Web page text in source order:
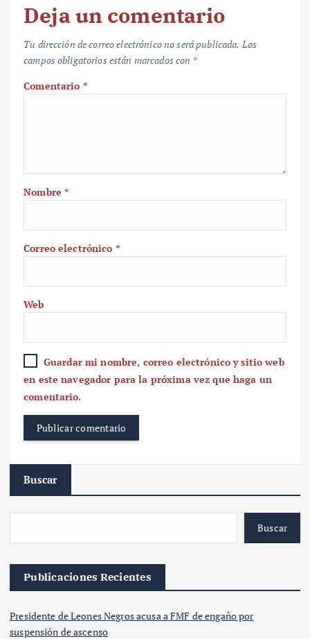
Deja un comentario
Tu dirección de correo electrónico no será publicada. Los
campos obligatorios están marcados con *
Comentario *
Nombre*
Correo electrónico *
Web
Guardar mi nombre, correo electrónico y sitio web
en este navegador para la próxima vez que haga un
comentario.
Buscar
Buscar
Publicaciones Recientes
Presidente de Leones Negros acusa a FMF de engaño por
suspensión de ascenso